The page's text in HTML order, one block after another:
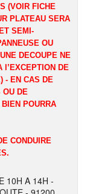
(VOIR FICHE
PLATEAU SERA
SEMI-
OU
DECOUPE NE
l’EXCEPTION DE
- EN CAS DE
OU DE
POURRA
CONDUIRE
10H A 14H -